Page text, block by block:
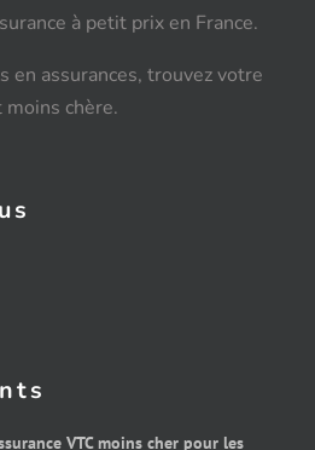
à petit prix en France.
en assurances, trouvez votre
chère.
VTC moins cher pour les